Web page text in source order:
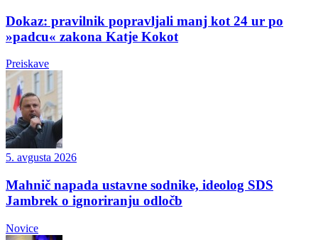
Dokaz: pravilnik popravljali manj kot 24 ur po
»padcu« zakona Katje Kokot
Preiskave
5. avgusta 2026
Mahnič napada ustavne sodnike, ideolog SDS
Jambrek o ignoriranju odločb
Novice